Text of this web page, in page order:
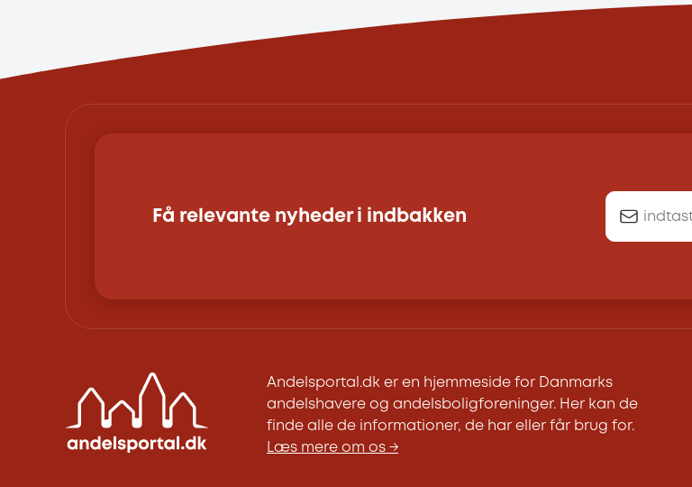
Få relevante nyheder i indbakken
Andelsportal.dk er en hjemmeside for Danmarks
andelshavere og andelsboligforeninger. Her kan de
finde alle de informationer, de har eller får brug for.
Læs mere om os →